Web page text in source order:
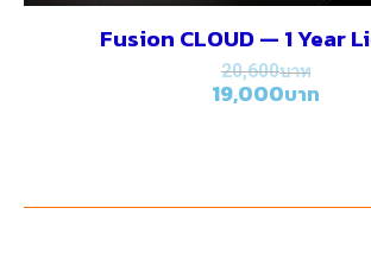
Fusion CLOUD — 1 Year
20,600
19,000